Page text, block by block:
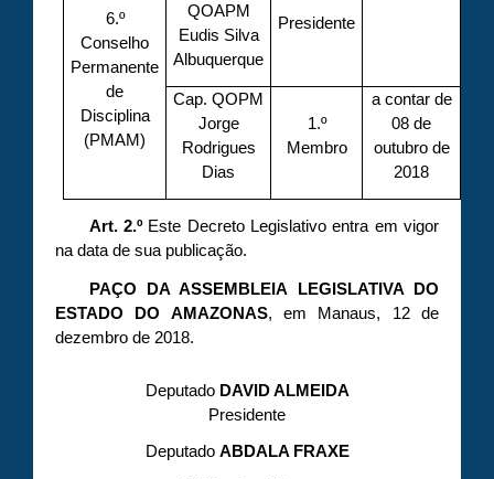
6.º
Conselho
Permanente
de
Disciplina
(PMAM)
QOAPM
Eudis Silva
Albuquerque
Presidente
Cap. QOPM
Jorge
Rodrigues
Dias
1.º
Membro
a contar de
08 de
outubro de
2018
Art. 2.ºEste Decreto Legislativo entra em vigor
na data de sua publicação.
PAÇO DA ASSEMBLEIA LEGISLATIVA DO
ESTADO DO AMAZONAS, em Manaus, 12 de
dezembro de 2018.
Deputado DAVID ALMEIDA
Presidente
Deputado ABDALA FRAXE